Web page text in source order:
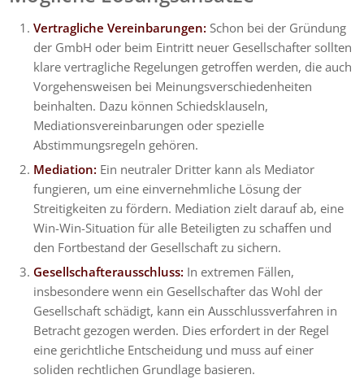
Vertragliche Vereinbarungen: Schon bei der Gründung
der GmbH oder beim Eintritt neuer Gesellschafter sollten
klare vertragliche Regelungen getroffen werden, die auch
Vorgehensweisen bei Meinungsverschiedenheiten
beinhalten. Dazu können Schiedsklauseln,
Mediationsvereinbarungen oder spezielle
Abstimmungsregeln gehören.
Mediation: Ein neutraler Dritter kann als Mediator
fungieren, um eine einvernehmliche Lösung der
Streitigkeiten zu fördern. Mediation zielt darauf ab, eine
Win-Win-Situation für alle Beteiligten zu schaffen und
den Fortbestand der Gesellschaft zu sichern.
Gesellschafterausschluss: In extremen Fällen,
insbesondere wenn ein Gesellschafter das Wohl der
Gesellschaft schädigt, kann ein Ausschlussverfahren in
Betracht gezogen werden. Dies erfordert in der Regel
eine gerichtliche Entscheidung und muss auf einer
soliden rechtlichen Grundlage basieren.